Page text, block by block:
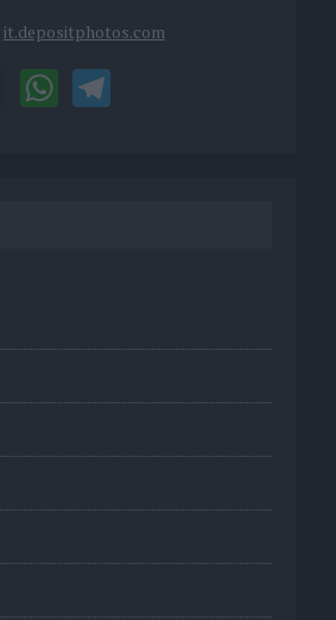
it.depositphotos.com